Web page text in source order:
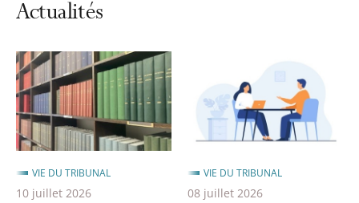
Actualités
VIE DU TRIBUNAL
10 juillet 2026
VIE DU TRIBUNAL
08 juillet 2026